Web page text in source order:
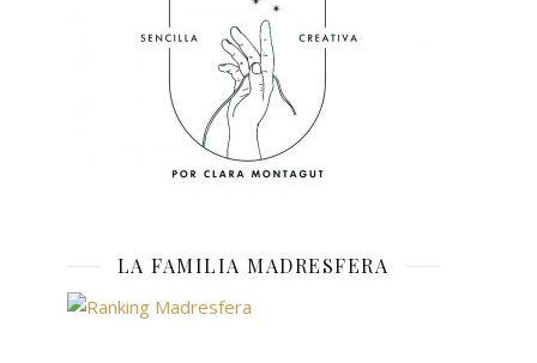
LA FAMILIA MADRESFERA